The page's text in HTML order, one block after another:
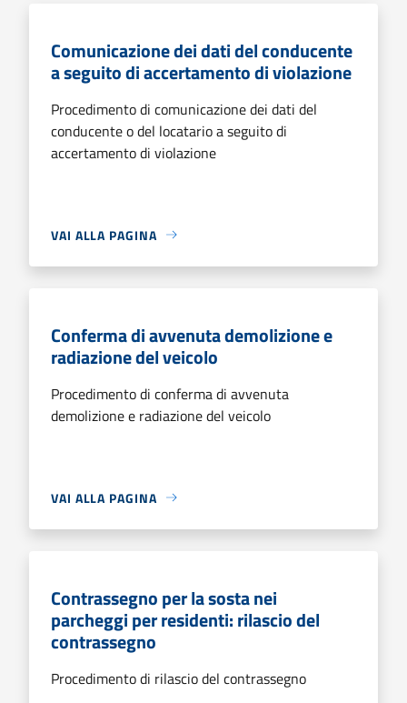
Comunicazione dei dati del conducente
a seguito di accertamento di violazione
Procedimento di comunicazione dei dati del
conducente o del locatario a seguito di
accertamento di violazione
VAI ALLA PAGINA
Conferma di avvenuta demolizione e
radiazione del veicolo
Procedimento di conferma di avvenuta
demolizione e radiazione del veicolo
VAI ALLA PAGINA
Contrassegno per la sosta nei
parcheggi per residenti: rilascio del
contrassegno
Procedimento di rilascio del contrassegno